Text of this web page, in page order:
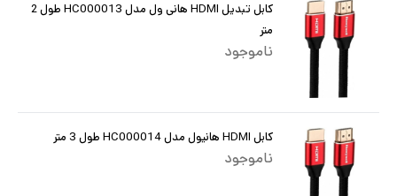
کابل تبدیل HDMI هانی ول مدل HC000013 طول 2
متر
ناموجود
کابل HDMI هانیول مدل HC000014 طول 3 متر
ناموجود